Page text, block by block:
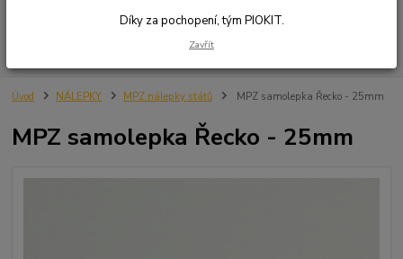
Úvod NÁLEPKY MPZ nálepky států MPZ samolepka Řecko - 25mm
MPZ samolepka Řecko - 25mm
Díky za pochopení, tým PIOKIT.
Zavřít